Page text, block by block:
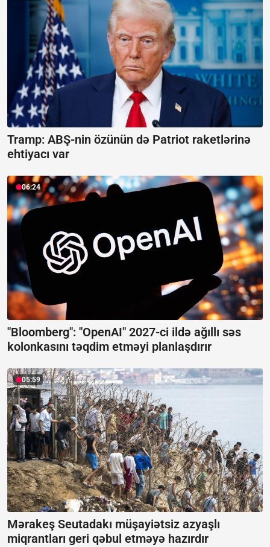
Tramp: ABŞ-nin özünün də Patriot raketlərinə
ehtiyacı var
06:24
"Bloomberg": "OpenAI" 2027-ci ildə ağıllı səs
kolonkasını təqdim etməyi planlaşdırır
05:59
Mərakeş Seutadakı müşayiətsiz azyaşlı
miqrantları geri qəbul etməyə hazırdır